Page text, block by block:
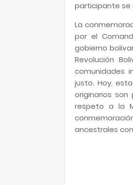
participante se
La
por el
gobierno
Revolución
comunidades
justo. Hoy,
originarios
respeto a la
ancestrales